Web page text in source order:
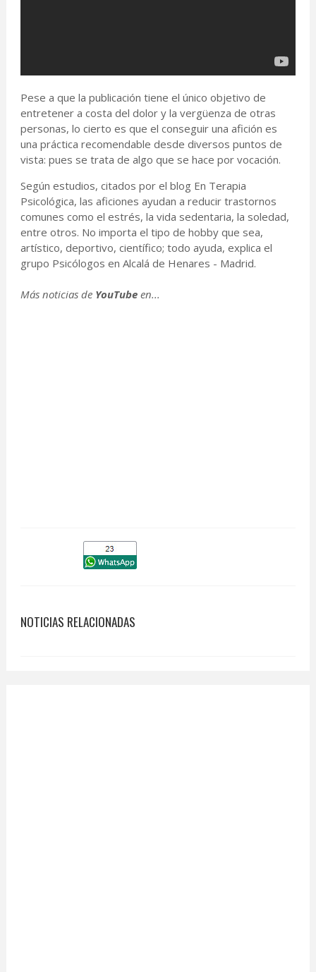
Pese a que la publicación tiene el único objetivo de
entretener a costa del dolor y la vergüenza de otras
personas, lo cierto es que el conseguir una afición es
una práctica recomendable desde diversos puntos de
vista: pues se trata de algo que se hace por vocación.
Según estudios, citados por el blog En Terapia
Psicológica, las aficiones ayudan a reducir trastornos
comunes como el estrés, la vida sedentaria, la soledad,
entre otros. No importa el tipo de hobby que sea,
artístico, deportivo, científico; todo ayuda, explica el
grupo Psicólogos en Alcalá de Henares - Madrid.
Más noticias de YouTube en...
NOTICIAS RELACIONADAS